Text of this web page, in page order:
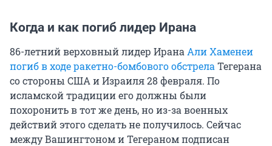
Когда и как погиб лидер Ирана
86-летний верховный лидер Ирана Али Хаменеи
погиб в ходе ракетно-бомбового обстрела Тегерана
со стороны США и Израиля 28 февраля. По
исламской традиции его должны были
похоронить в тот же день, но из-за военных
действий этого сделать не получилось. Сейчас
между Вашингтоном и Тегераном подписан